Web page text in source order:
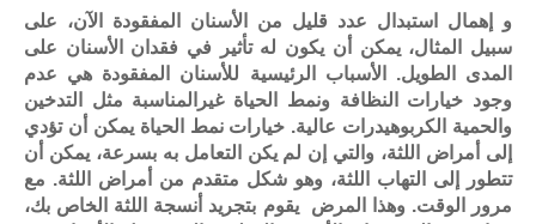
و إهمال استبدال عدد قليل من الأسنان المفقودة الآن، على
سبيل المثال، يمكن أن يكون له تأثير في فقدان الأسنان على
المدى الطويل. الأسباب الرئيسية للأسنان المفقودة هي عدم
وجود خيارات النظافة ونمط الحياة غيرالمناسبة مثل التدخين
والحمية الكربوهيدرات عالية. خيارات نمط الحياة يمكن أن تؤدي
إلى أمراض اللثة، والتي إن لم يكن التعامل به بسرعة، يمكن أن
تتطور إلى التهاب اللثة، وهو شكل متقدم من أمراض اللثة. مع
مرور الوقت. وهذا المرض يقوم بتجريد أنسجة اللثة الخاص بك،